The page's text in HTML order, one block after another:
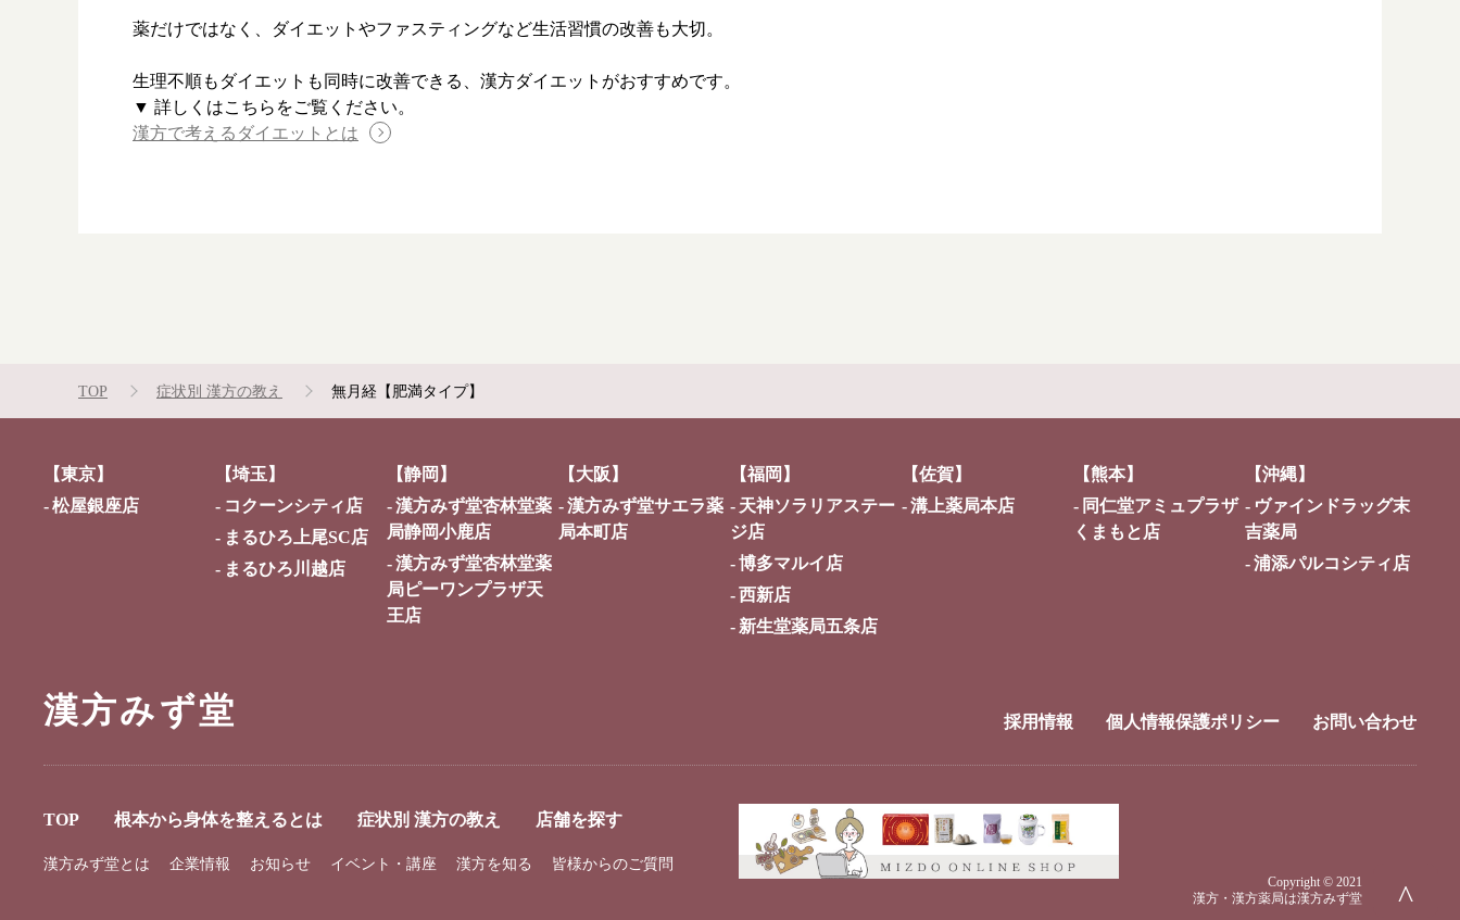
薬だけではなく、ダイエットやファスティングなど生活習慣の改善も大切。
生理不順もダイエットも同時に改善できる、漢方ダイエットがおすすめです。
▼ 詳しくはこちらをご覧ください。
漢方で考えるダイエットとは
TOP 症状別 漢方の教え 無月経【肥満タイプ】
【東京】
松屋銀座店
【埼玉】
コクーンシティ店
まるひろ上尾SC店
まるひろ川越店
【静岡】
漢方みず堂杏林堂薬
局静岡小鹿店
漢方みず堂杏林堂薬
局ピーワンプラザ天
王店
【大阪】
漢方みず堂サエラ薬
局本町店
【福岡】
天神ソラリアステー
ジ店
博多マルイ店
西新店
新生堂薬局五条店
【佐賀】
溝上薬局本店
【熊本】
同仁堂アミュプラザ
くまもと店
【沖縄】
ヴァインドラッグ末
吉薬局
浦添パルコシティ店
漢方みず堂
TOP 根本から身体を整えるとは 症状別 漢方の教え 店舗を探す
採用情報 個人情報保護ポリシー お問い合わせ
漢方みず堂とは 企業情報 お知らせ イベント・講座 漢方を知る 皆様からのご質問
Copyright © 2021
漢方・漢方薬局は漢方みず堂
^